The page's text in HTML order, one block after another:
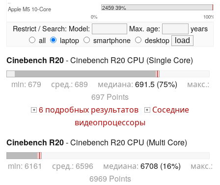
Apple M5 10-Core 2459 39%
0% 100%
Restrict / Search: Model: Max. age:
years
all
laptop smartphone desktop
Cinebench R20- Cinebench R20 CPU (Single Core)
min: 679 сред.: 689 медиана: 691.5 (75%) макс.:
697 Points
+ 6 подробных результатов + Соседние
видеопроцессоры
Cinebench R20- Cinebench R20 CPU (Multi Core)
min: 6161 сред.: 6596 медиана: 6708 (16%) макс.:
6969 Points